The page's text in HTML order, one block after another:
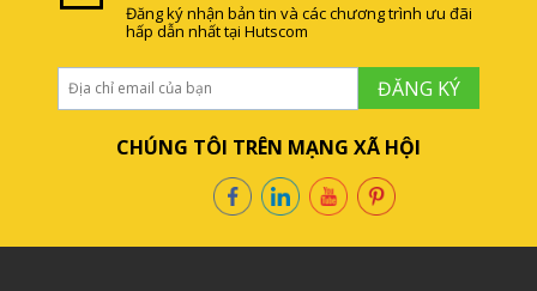
Đăng ký nhận bản tin và các chương trình ưu đãi
hấp dẫn nhất tại Hutscom
ĐĂNG KÝ
CHÚNG TÔI TRÊN MẠNG XÃ HỘI